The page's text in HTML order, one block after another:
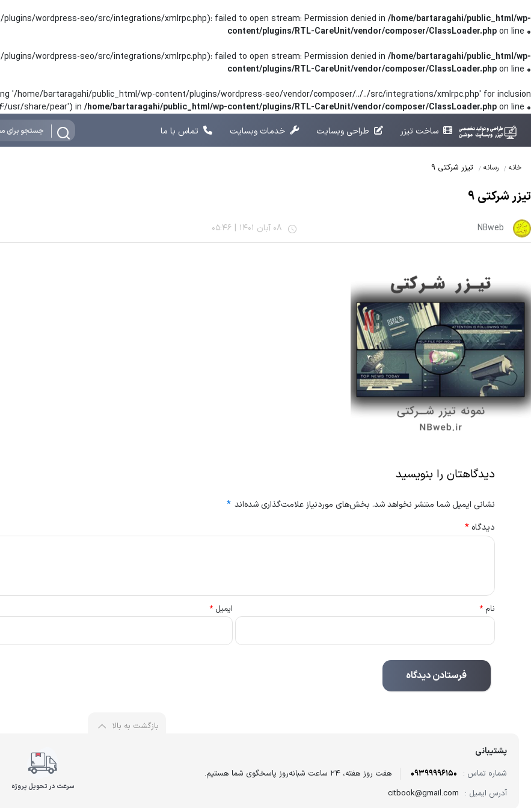
wordpress-seo/src/integrations/xmlrpc.php): failed to open stream: Permission denied in /home/bartaragahi/public_html/wp-
content/plugins/RTL-CareUnit/vendor/composer/ClassLoader.phpon line 0
wordpress-seo/src/integrations/xmlrpc.php): failed to open stream: Permission denied in /home/bartaragahi/public_html/wp-
content/plugins/RTL-CareUnit/vendor/composer/ClassLoader.phpon line 0
'/home/bartaragahi/public_html/wp-content/plugins/wordpress-seo/vendor/composer/../../src/integrations/xmlrpc.php' for inclusion
usr/share/pear') in /home/bartaragahi/public_html/wp-content/plugins/RTL-CareUnit/vendor/composer/ClassLoader.phpon line 0
ساخت تیزر
طراحی وبسایت خدمات وبسایت تماس با ما
خانه رسانه تیزر شرکتی 9
تیزر شرکتی 9
NBweb 08 آبان 1401 |
05:46
دیدگاهتان را بنویسید
نشانی ایمیل شما منتشر نخواهد شد. بخش‌های موردنیاز علامت‌گذاری شده‌اند *
دیدگاه*
نام* ایمیل*
بازگشت به بالا
پشتیبانی
شماره تماس : 09399996150
هفت روز هفته، ۲۴ ساعت شبانه‌روز پاسخگوی شما هستیم.
آدرس ایمیل : citbook@gmail.com
سرعت در تحویل پروژه